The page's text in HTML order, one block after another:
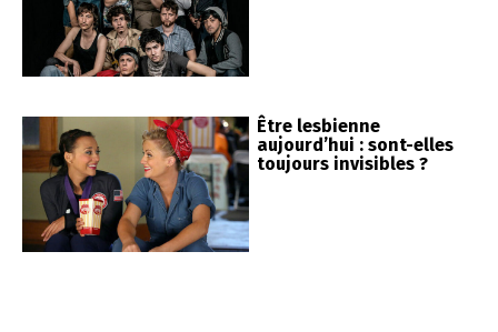
Être lesbienne
aujourd’hui : sont-elles
toujours invisibles ?